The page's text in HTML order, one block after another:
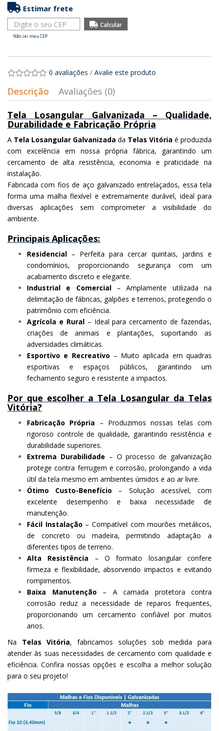
Estimar frete
Não sei meu CEP
0 avaliações / Avalie este produto
Descrição
Avaliações (0)
Tela Losangular Galvanizada – Qualidade,
Durabilidade e Fabricação Própria
A Tela Losangular Galvanizada da Telas Vitória é produzida
com excelência em nossa própria fábrica, garantindo um
cercamento de alta resistência, economia e praticidade na
instalação.
Fabricada com fios de aço galvanizado entrelaçados, essa tela
forma uma malha flexível e extremamente durável, ideal para
diversas aplicações sem comprometer a visibilidade do
ambiente.
Principais Aplicações:
Residencial – Perfeita para cercar quintais, jardins e
condomínios, proporcionando segurança com um
acabamento discreto e elegante.
Industrial e Comercial– Amplamente utilizada na
delimitação de fábricas, galpões e terrenos, protegendo o
patrimônio com eficiência.
Agrícola e Rural– Ideal para cercamento de fazendas,
criações de animais e plantações, suportando as
adversidades climáticas.
Esportivo e Recreativo – Muito aplicada em quadras
esportivas e espaços públicos, garantindo um
fechamento seguro e resistente a impactos.
Por que escolher a Tela Losangular da Telas
Vitória?
Fabricação Própria – Produzimos nossas telas com
rigoroso controle de qualidade, garantindo resistência e
durabilidade superiores.
Extrema Durabilidade – O processo de galvanização
protege contra ferrugem e corrosão, prolongando a vida
útil da tela mesmo em ambientes úmidos e ao ar livre.
Ótimo Custo-Benefício – Solução acessível, com
excelente desempenho e baixa necessidade de
manutenção.
Fácil Instalação – Compatível com mourões metálicos,
de concreto ou madeira, permitindo adaptação a
diferentes tipos de terreno.
Alta Resistência – O formato losangular confere
firmeza e flexibilidade, absorvendo impactos e evitando
rompimentos.
Baixa Manutenção – A camada protetora contra
corrosão reduz a necessidade de reparos frequentes,
proporcionando um cercamento confiável por muitos
anos.
Na Telas Vitória, fabricamos soluções sob medida para
atender às suas necessidades de cercamento com qualidade e
eficiência. Confira nossas opções e escolha a melhor solução
para o seu projeto!